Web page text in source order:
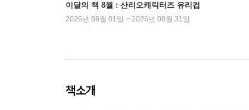
이달의 책 8월 : 산리오캐릭터즈 유리컵
2026년 08월 01일 ~ 2026년 08월 31일
책소개